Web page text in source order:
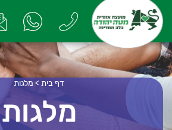
דף בית > מלגות
מלגות